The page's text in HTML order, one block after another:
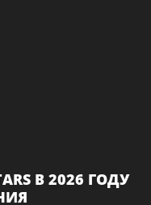
В 2026 ГОДУ